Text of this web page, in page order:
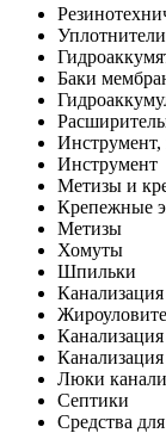
Уплотнители
Баки
Инструмент,
Инструмент
Метизы и
Крепежные
Метизы
Хомуты
Шпильки
Люки
Септики
Средства